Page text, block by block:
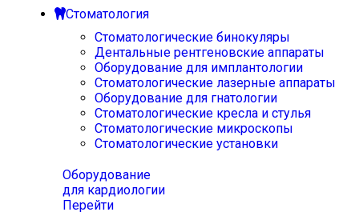
Стоматология
Стоматологические бинокуляры
Дентальные рентгеновские аппараты
Оборудование для имплантологии
Стоматологические лазерные аппараты
Оборудование для гнатологии
Стоматологические кресла и стулья
Стоматологические микроскопы
Стоматологические установки
Оборудование
для кардиологии
Перейти